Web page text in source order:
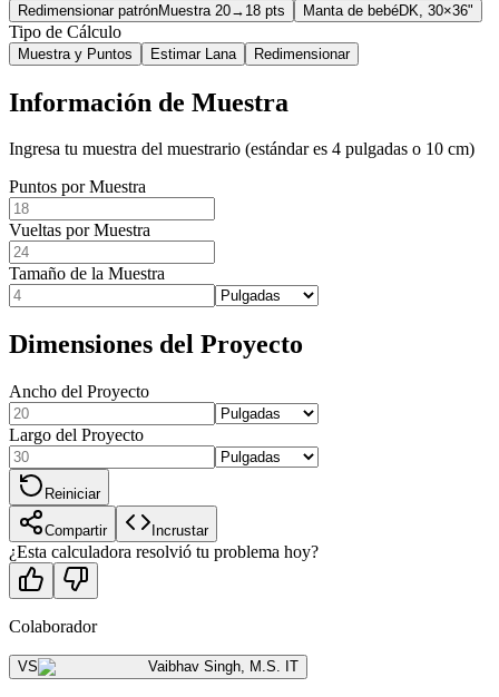
Redimensionar patrónMuestra 20→18 pts Manta de bebéDK, 30×36"
Tipo de Cálculo
Muestra y Puntos Estimar Lana Redimensionar
Información de Muestra
Ingresa tu muestra del muestrario (estándar es 4 pulgadas o 10 cm)
Puntos por Muestra
Vueltas por Muestra
Tamaño de la Muestra
Dimensiones del Proyecto
Ancho del Proyecto
Largo del Proyecto
Reiniciar
Compartir Incrustar
¿Esta calculadora resolvió tu problema hoy?
Colaborador
VS Vaibhav Singh, M.S. IT